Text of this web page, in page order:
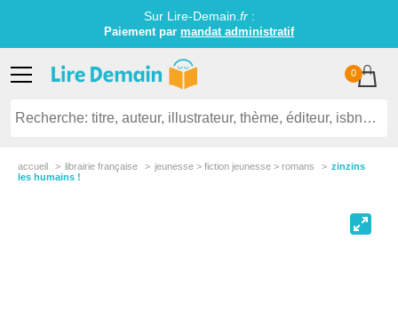
Sur Lire-Demain. fr:
Paiement par mandat administratif
0
accueil librairie française jeunesse > fiction jeunesse > romans
zinzins
les humains !